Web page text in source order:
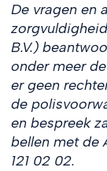
De vragen en
B.V.)
onder meer
er geen
de
en bespreek
bellen met de
121 02 02.